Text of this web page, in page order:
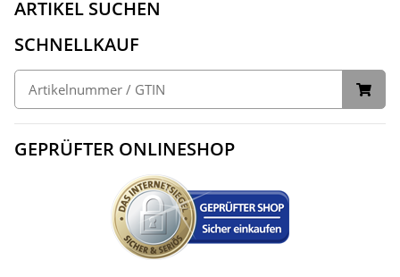
ARTIKEL SUCHEN
SCHNELLKAUF
GEPRÜFTER ONLINESHOP